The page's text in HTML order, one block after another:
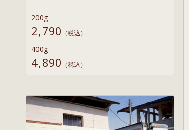
200g
2,790 （税込）
400g
4,890 （税込）